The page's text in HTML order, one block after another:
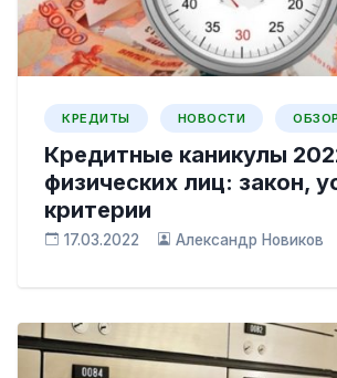
КРЕДИТЫ НОВОСТИ
Кредитные каникулы
физических лиц: закон,
критерии
17.03.2022 Александр Новиков